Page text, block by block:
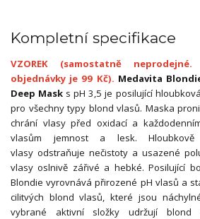
Kompletní specifikace
VZOREK (samostatně
objednávky je 99 Kč). Medavita
Deep Mask s pH 3,5 je posilující
pro všechny typy blond vlasů. Maska
chrání vlasy před oxidací a
vlasům jemnost a lesk.
vlasy odstraňuje nečistoty a usazené
vlasy oslnivě zářivé a hebké. Posilující
Blondie vyrovnává přirozené pH vlasů a
cilitvých blond vlasů, které jsou
vybrané aktivní složky udržují